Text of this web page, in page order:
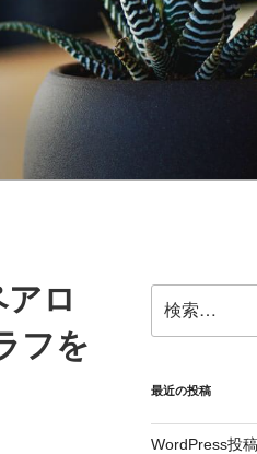
ロ
フを
索:
最近の投稿
WordPress投